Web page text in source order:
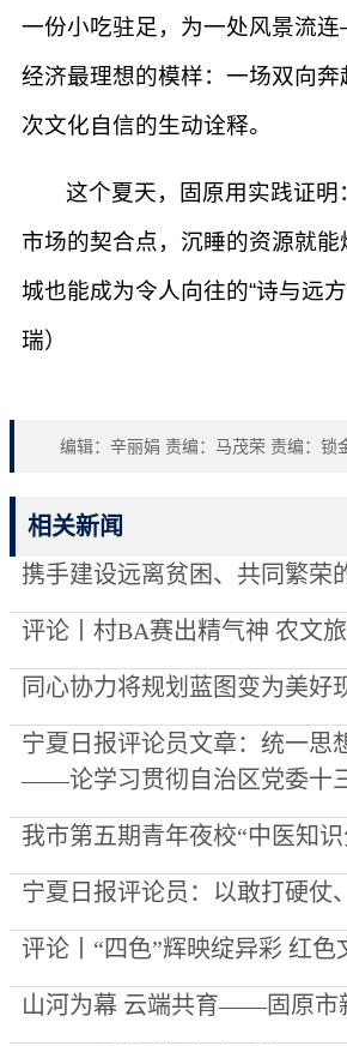
一份小吃驻足，为一处风景流
经济最理想的模样：一场双向
次文化自信的生动诠释。
这个夏天，固原用实践证明
市场的契合点，沉睡的资源就
城也能成为令人向往的“诗与远
瑞）
编辑：辛丽娟 责编：马茂荣 责编：锁
相关新闻
携手建设远离贫困、共同繁荣
评论丨村BA赛出精气神 农文
同心协力将规划蓝图变为美好
——论学习贯彻自治区党委十三
评论丨“四色”辉映绽异彩 红色